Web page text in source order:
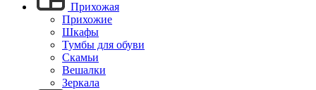
Прихожая
Прихожие
Шкафы
Тумбы для обуви
Скамьи
Вешалки
Зеркала